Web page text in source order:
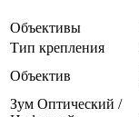
Объективы
Тип крепления
Объектив
Зум Оптический /